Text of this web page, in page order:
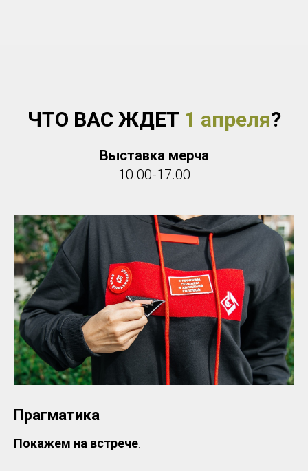
ЧТО ВАС ЖДЕТ 1 апреля?
Выставка мерча
10.00-17.00
Прагматика
Покажем на встрече: